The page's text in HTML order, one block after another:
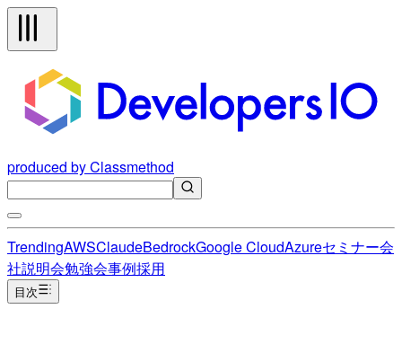
produced by Classmethod
TrendingAWSClaudeBedrockGoogle CloudAzureセミナー会
社説明会勉強会事例採用
目次